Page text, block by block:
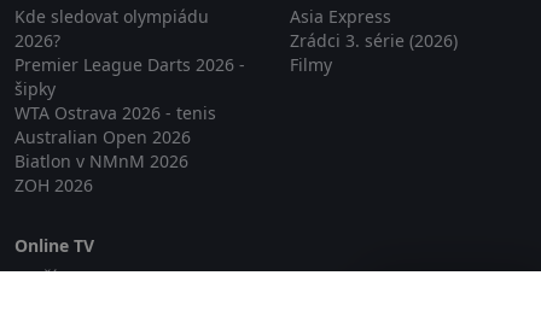
Kde sledovat olympiádu
2026?
Premier League Darts 2026 -
šipky
WTA Ostrava 2026 - tenis
Australian Open 2026
Biatlon v NMnM 2026
ZOH 2026
Asia Express
Zrádci 3. série (2026)
Filmy
Online TV
Lepší.TV